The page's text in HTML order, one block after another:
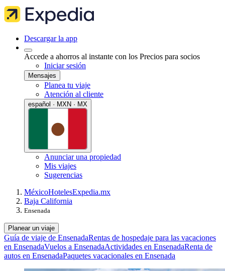
Descargar la app
Accede a ahorros al instante con los Precios para socios
Iniciar sesión
Mensajes
Planea tu viaje
Atención al cliente
español · MXN · MX
Anunciar una propiedad
Mis viajes
Sugerencias
MéxicoHotelesExpedia.mx
Baja California
Ensenada
Planear un viaje
Guía de viaje de EnsenadaRentas de hospedaje para las vacaciones
en EnsenadaVuelos a EnsenadaActividades en EnsenadaRenta de
autos en EnsenadaPaquetes vacacionales en Ensenada